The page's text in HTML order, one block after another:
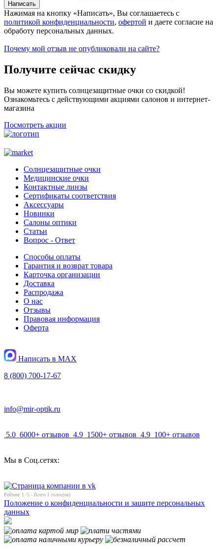
Нажимая на кнопку «Написать», Вы соглашаетесь с
политикой конфиденциальности, офертой и даете согласие на
обработу персональных данных.
Почему мой отзыв не опубликовали на сайте?
Получите сейчас скидку
Вы можете купить солнцезащитные очки со скидкой!
Ознакомьтесь с действующими акциями салонов и интернет-
магазина
Посмотреть акции
Солнцезащитные очки
Медицинские очки
Контактные линзы
Сертификаты соответствия
Аксессуары
Новинки
Салоны оптики
Статьи
Вопрос - Ответ
Способы оплаты
Гарантия и возврат товара
Карточка организации
Доставка
Распродажа
О нас
Отзывы
Правовая информация
Оферта
Написать в MAX
8 (800) 700-17-67
info@mir-optik.ru
5.0 6000+ отзывов 4.9 1500+ отзывов 4.9 100+ отзывов
Мы в Соц.сетях:
Рейтинг 1 /5 - Всего 1 голос(ов)
Положение о конфиденциальности и защите персональных
данных